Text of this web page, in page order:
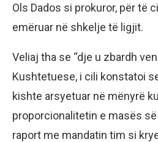
Ols Dados si prokuror, për të
emëruar në shkelje të ligjit.
Veliaj tha se “dje u zbardh
Kushtetuese, i cili konstatoi
kishte arsyetuar në mënyrë
proporcionalitetin e masës
raport me mandatin tim si